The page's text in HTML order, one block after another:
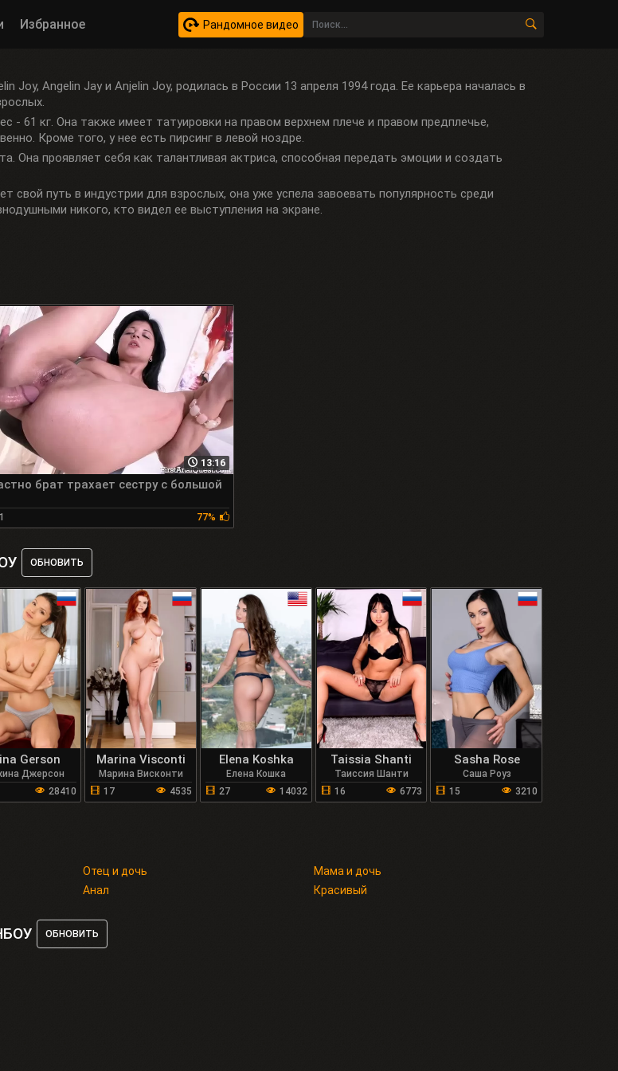
Избранное Рандомное видео
Joy, Angelin Jay и Anjelin Joy, родилась в России 13 апреля 1994 года. Ее карьера началась в
- 61 кг. Она также имеет татуировки на правом верхнем плече и правом предплечье,
Кроме того, у нее есть пирсинг в левой ноздре.
Она проявляет себя как талантливая актриса, способная передать эмоции и создать
путь в индустрии для взрослых, она уже успела завоевать популярность среди
никого, кто видел ее выступления на экране.
13:16
брат трахает сестру с большой
77%
ОБНОВИТЬ
Gerson
Джерсон
28410
Marina Visconti
Марина Висконти
17
4535
Elena Koshka
Елена Кошка
27
14032
Taissia Shanti
Таиссия Шанти
16
6773
Sasha Rose
Саша Роуз
15
3210
Отец и дочь
Мама и дочь
Анал Красивый
ОБНОВИТЬ